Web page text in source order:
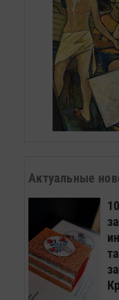
Актуальные